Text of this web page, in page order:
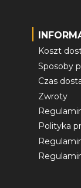
Koszt
Sposoby
Czas
Zwroty
Polityka